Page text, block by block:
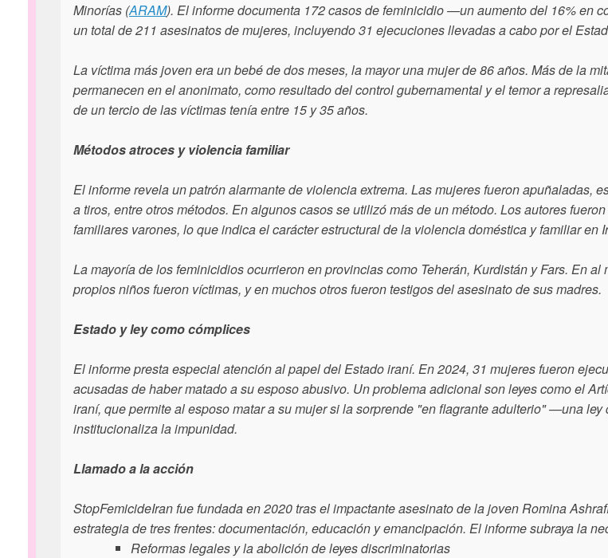
Minorías (ARAM). El informe documenta 172 casos de feminicidio —un aumento del 16% en
un total de 211 asesinatos de mujeres, incluyendo 31 ejecuciones llevadas a cabo por el
La víctima más joven era un bebé de dos meses, la mayor una mujer de 86 años. Más de la
permanecen en el anonimato, como resultado del control gubernamental y el temor a
de un tercio de las víctimas tenía entre 15 y 35 años.
Métodos atroces y violencia familiar
El informe revela un patrón alarmante de violencia extrema. Las mujeres fueron apuñaladas,
a tiros, entre otros métodos. En algunos casos se utilizó más de un método. Los autores
familiares varones, lo que indica el carácter estructural de la violencia doméstica y familiar en
La mayoría de los feminicidios ocurrieron en provincias como Teherán, Kurdistán y Fars. En al
propios niños fueron víctimas, y en muchos otros fueron testigos del asesinato de sus madres.
Estado y ley como cómplices
El informe presta especial atención al papel del Estado iraní. En 2024, 31 mujeres fueron
acusadas de haber matado a su esposo abusivo. Un problema adicional son leyes como el
iraní, que permite al esposo matar a su mujer si la sorprende "en flagrante adulterio" —una ley
institucionaliza la impunidad.
Llamado a la acción
StopFemicideIran fue fundada en 2020 tras el impactante asesinato de la joven Romina
estrategia de tres frentes: documentación, educación y emancipación. El informe subraya la
Reformas legales y la abolición de leyes discriminatorias